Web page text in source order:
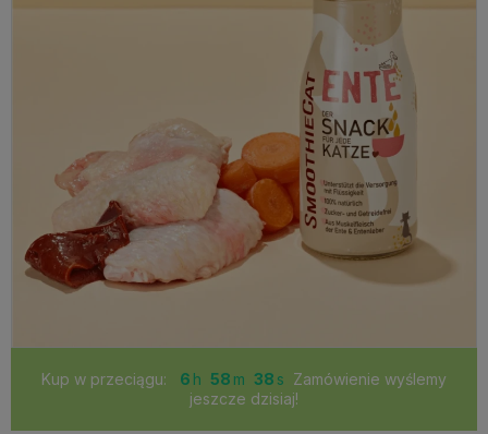
Kup w przeciągu: 6 58 37
Zamówienie wyślemy
jeszcze dzisiaj!